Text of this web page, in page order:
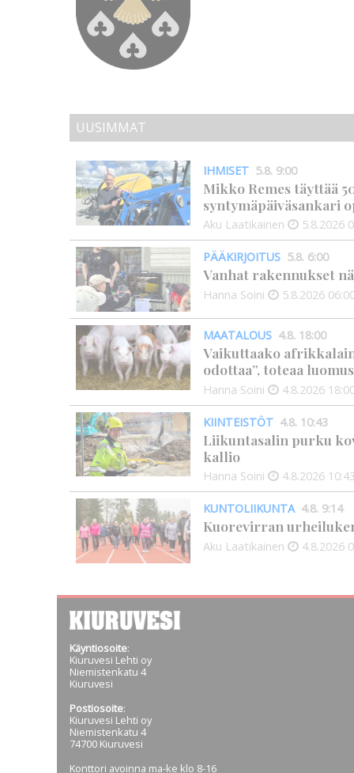
UUSIMMAT
IHMISET 5.8. 9:00
Mikko Remes täyttää
syntymäpäiväsankari
Aku Laatikainen 5.8.2026
PÄÄKIRJOITUS 5.8. 6:00
Vanhat rakennukset
Hanna Soini 5.8.2026
MAATALOUS 4.8. 18:00
Vaikuttaako
odottaa”, toteaa
Hanna Soini 4.8.2026
KIINTEISTÖT 4.8. 10:43
Liikuntasalin purku
kallio
Hanna Soini 4.8.2026
KUNTOLIIKUNTA 4.8. 9:14
Kuorevirran
Aku Laatikainen 4.8.2026
Käyntiosoite:
Kiuruvesi Lehti oy
Niemistenkatu 4
Kiuruvesi
Postiosoite:
Kiuruvesi Lehti oy
Niemistenkatu 4
74700 Kiuruvesi
Konttori avoinna ma-ke klo 8-16